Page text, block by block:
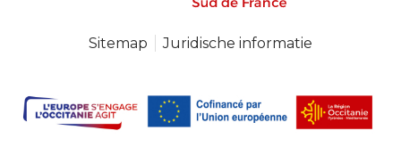
Sitemap Juridische informatie